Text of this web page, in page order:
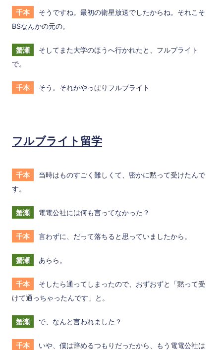
千本
そうですね。最初の衛星放送でしたからね。それこそ
BSなんかの元の。
蟹瀬
そしてまた大学のほうへ行かれたと、フルブライト
で。
千本 そう。それがやっぱりフルブライト
フルブライト留学
千本
当時はものすごく難しくて、密かに黙って受けたんで
す。
蟹瀬 電電公社には何も言ってなかった？
千本 言わずに、だって落ちると思っていましたから。
蟹瀬 あらら。
千本
そしたら通ってしまったので、おずおずと「黙って受
けて通っちゃったんです」と。
蟹瀬 で、なんと言われました？
千本
いや、僕は辞めるつもりだったから、もう電電公社は